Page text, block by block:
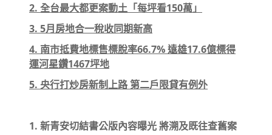
2. 全台最大都更案動土「每坪看150萬」
3. 5月房地合一稅收同期新高
4. 南市抵費地標售標脫率66.7% 遠雄17.6億標得
運河星鑽1467坪地
5. 央行打炒房新制上路 第二戶限貸有例外
1. 新青安切結書公版內容曝光 將溯及既往查舊案